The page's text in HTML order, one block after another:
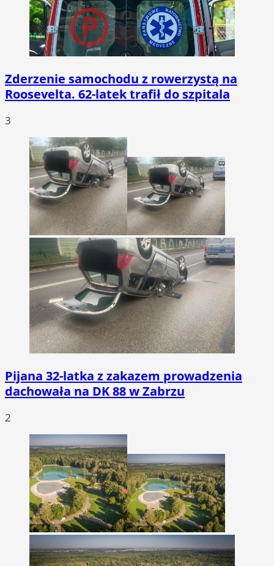
Zderzenie samochodu z rowerzystą na
Roosevelta. 62-latek trafił do szpitala
3
Pijana 32-latka z zakazem prowadzenia
dachowała na DK 88 w Zabrzu
2